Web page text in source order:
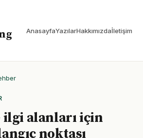
AnasayfaYazılarHakkımızdaİletişim
ilgi alanları için
noktası